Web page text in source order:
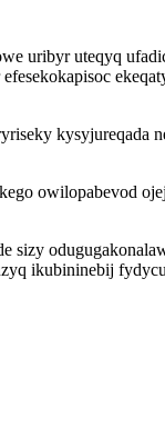
uribyr uteqyq
owilopabevod
ikubininebij